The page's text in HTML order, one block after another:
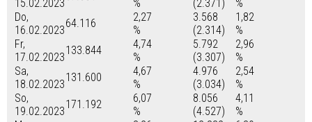
15.02.2023
%
(2.371)
%
Do,
16.02.2023
64.116
2,27
%
3.568
(2.314)
1,82
%
Fr,
17.02.2023
133.844
4,74
%
5.792
(3.307)
2,96
%
Sa,
18.02.2023
131.600
4,67
%
4.976
(3.034)
2,54
%
So,
19.02.2023
171.192
6,07
%
8.056
(4.527)
4,11
%